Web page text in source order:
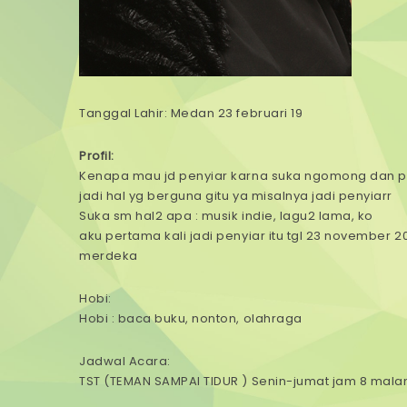
Tanggal Lahir: Medan 23 februari 19
Profil:
Kenapa mau jd penyiar karna suka ngomong dan
jadi hal yg berguna gitu ya misalnya jadi penyiarr
Suka sm hal2 apa : musik indie, lagu2 lama, ko
aku pertama kali jadi penyiar itu tgl 23 november
merdeka
Hobi:
Hobi : baca buku, nonton, olahraga
Jadwal Acara:
TST (TEMAN SAMPAI TIDUR ) Senin-jumat jam 8